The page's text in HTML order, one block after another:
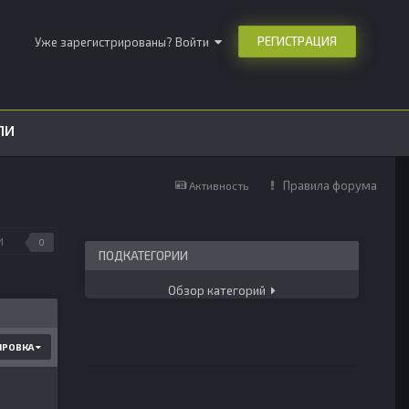
Уже зарегистрированы? Войти РЕГИСТРАЦИЯ
Активность Правила форума
0
ПОДКАТЕГОРИИ
Обзор категорий